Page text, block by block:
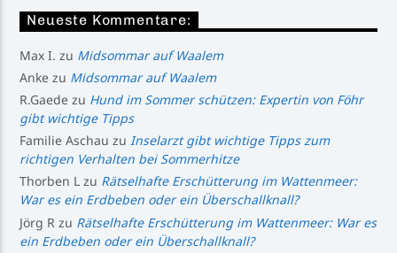
Neueste Kommentare:
Max I. zu Midsommar auf Waalem
Anke zu Midsommar auf Waalem
R.Gaede zu Hund im Sommer schützen: Expertin von Föhr
gibt wichtige Tipps
Familie Aschau zuInselarzt gibt wichtige Tipps zum
richtigen Verhalten bei Sommerhitze
Thorben L zu Rätselhafte Erschütterung im Wattenmeer:
War es ein Erdbeben oder ein Überschallknall?
Jörg R zu Rätselhafte Erschütterung im Wattenmeer: War es
ein Erdbeben oder ein Überschallknall?